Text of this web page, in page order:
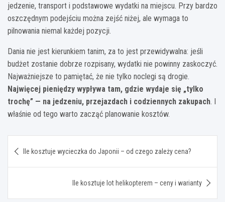
jedzenie, transport i podstawowe wydatki na miejscu. Przy bardzo
oszczędnym podejściu można zejść niżej, ale wymaga to
pilnowania niemal każdej pozycji.
Dania nie jest kierunkiem tanim, za to jest przewidywalna: jeśli
budżet zostanie dobrze rozpisany, wydatki nie powinny zaskoczyć.
Najważniejsze to pamiętać, że nie tylko noclegi są drogie.
Najwięcej pieniędzy wypływa tam, gdzie wydaje się „tylko
trochę” — na jedzeniu, przejazdach i codziennych zakupach. I
właśnie od tego warto zacząć planowanie kosztów.
wpisu
Ile kosztuje wycieczka do Japonii – od czego zależy cena?
Ile kosztuje lot helikopterem – ceny i warianty